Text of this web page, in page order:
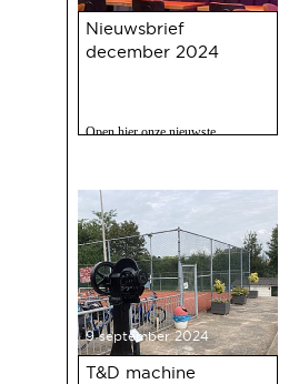
Nieuwsbrief
december 2024
Open hier onze nieuwste
12 december a.s.
9 september 2024
T&D machine